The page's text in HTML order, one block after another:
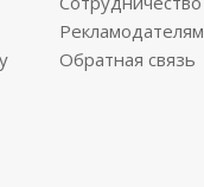
Рекламодателям
Обратная связь